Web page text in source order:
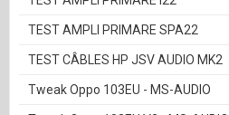
TEST AMPLI PRIMARE SPA22
TEST CÂBLES HP JSV AUDIO MK2
Tweak Oppo 103EU - MS-AUDIO